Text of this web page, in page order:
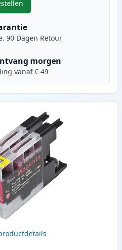
te passen
,2 stuks Brother LC1280XL
90 Dagen Retour
morgen
vanaf € 49